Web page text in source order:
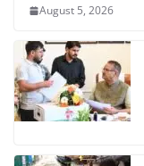
August 5, 2026